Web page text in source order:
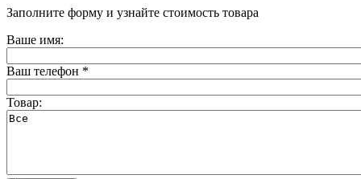
Заполните форму и узнайте стоимость товара
Ваше имя:
Ваш телефон *
Товар: